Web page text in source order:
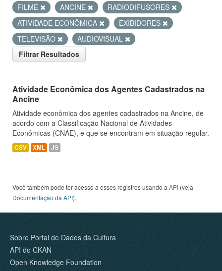
FILME
ANCINE
RADIODIFUSORES
ATIVIDADE ECONÔMICA
EXIBIDORES
TELEVISÃO
AUDIOVISUAL
Filtrar Resultados
Atividade Econômica dos Agentes Cadastrados na
Ancine
Atividade econômica dos agentes cadastrados na Ancine, de
acordo com a Classificação Nacional de Atividades
Econômicas (CNAE), e que se encontram em situação regular.
CSV XML JS
Você também pode ter acesso a esses registros usando a API (veja
Documentação da API).
Sobre Portal de Dados da Cultura
API do CKAN
Open Knowledge Foundation